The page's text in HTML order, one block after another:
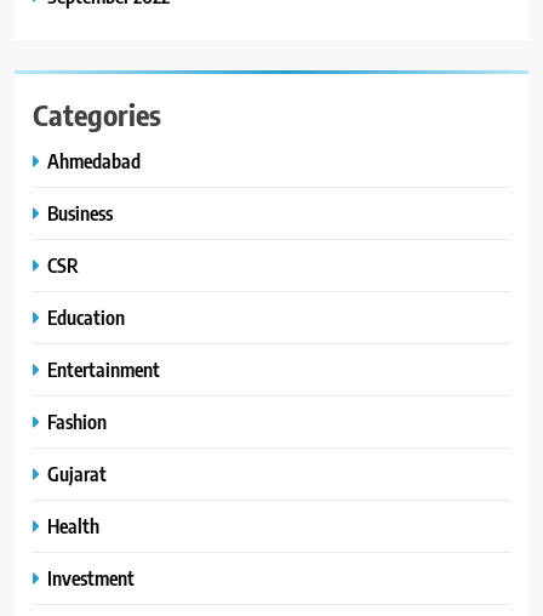
Categories
Ahmedabad
Business
CSR
Education
Entertainment
Fashion
Gujarat
Health
Investment